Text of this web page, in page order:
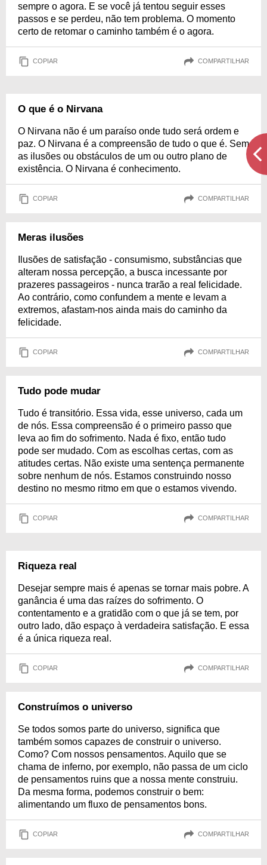
sempre o agora. E se você já tentou seguir esses
passos e se perdeu, não tem problema. O momento
certo de retomar o caminho também é o agora.
COPIAR COMPARTILHAR
O que é o Nirvana
O Nirvana não é um paraíso onde tudo será ordem e
paz. O Nirvana é a compreensão de tudo o que é. Sem
as ilusões ou obstáculos de um ou outro plano de
existência. O Nirvana é conhecimento.
COPIAR COMPARTILHAR
Meras ilusões
Ilusões de satisfação - consumismo, substâncias que
alteram nossa percepção, a busca incessante por
prazeres passageiros - nunca trarão a real felicidade.
Ao contrário, como confundem a mente e levam a
extremos, afastam-nos ainda mais do caminho da
felicidade.
COPIAR COMPARTILHAR
Tudo pode mudar
Tudo é transitório. Essa vida, esse universo, cada um
de nós. Essa compreensão é o primeiro passo que
leva ao fim do sofrimento. Nada é fixo, então tudo
pode ser mudado. Com as escolhas certas, com as
atitudes certas. Não existe uma sentença permanente
sobre nenhum de nós. Estamos construindo nosso
destino no mesmo ritmo em que o estamos vivendo.
COPIAR COMPARTILHAR
Riqueza real
Desejar sempre mais é apenas se tornar mais pobre. A
ganância é uma das raízes do sofrimento. O
contentamento e a gratidão com o que já se tem, por
outro lado, dão espaço à verdadeira satisfação. E essa
é a única riqueza real.
COPIAR COMPARTILHAR
Construímos o universo
Se todos somos parte do universo, significa que
também somos capazes de construir o universo.
Como? Com nossos pensamentos. Aquilo que se
chama de inferno, por exemplo, não passa de um ciclo
de pensamentos ruins que a nossa mente construiu.
Da mesma forma, podemos construir o bem:
alimentando um fluxo de pensamentos bons.
COPIAR COMPARTILHAR